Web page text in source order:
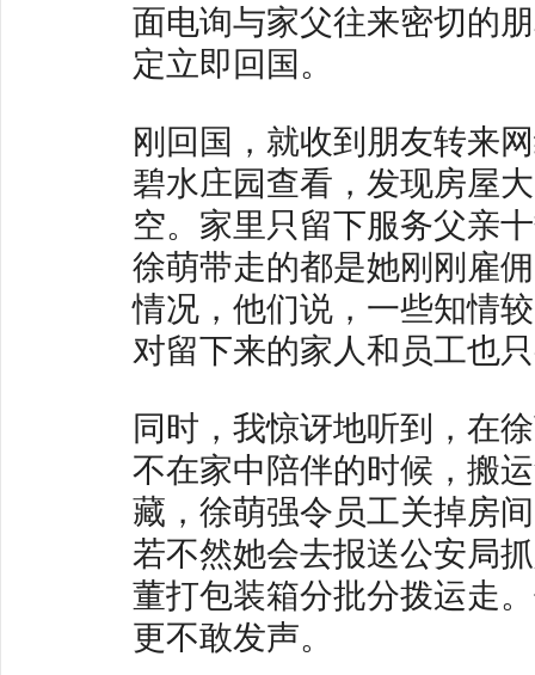
面电询与家父往来密切的
定立即回国。
刚回国，就收到朋友转来
碧水庄园查看，发现房屋
空。家里只留下服务父亲
徐萌带走的都是她刚刚雇
情况，他们说，一些知情
对留下来的家人和员工也
同时，我惊讶地听到，在
不在家中陪伴的时候，搬
藏，徐萌强令员工关掉房
若不然她会去报送公安局
董打包装箱分批分拨运走
更不敢发声。